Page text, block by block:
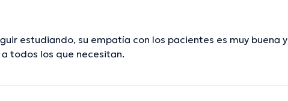
estudiando, su empatía con los pacientes es muy buena y
todos los que necesitan.